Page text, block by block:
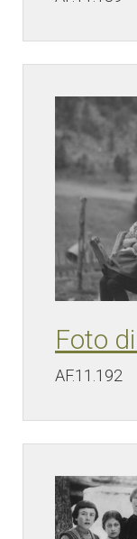
Foto
AF.11.192